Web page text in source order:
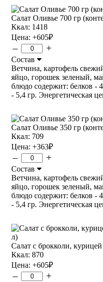
Салат Оливье 700 гр
Ккал: 1418
Цена: +605₽
– +
Состав
Ветчина, картофель
яйцо, горошек зеленый,
блюдо содержит: белков -
- 5,4 гр. Энергетическая
Салат Оливье 350 гр
Ккал: 709
Цена: +363₽
– +
Состав
Ветчина, картофель
яйцо, горошек зеленый,
блюдо содержит: белков -
- 5,4 гр. Энергетическая
Салат с брокколи,
Ккал: 870
Цена: +605₽
– +